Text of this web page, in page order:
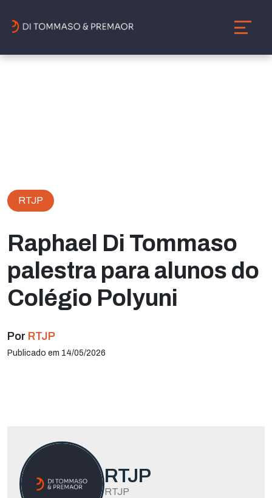
RTJP
Raphael Di Tommaso
palestra para alunos do
Colégio Polyuni
Por RTJP
Publicado em 14/05/2026
RTJP
RTJP